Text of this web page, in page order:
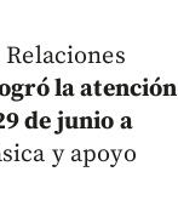
la atención
de junio a
y apoyo